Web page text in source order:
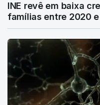
INE revê em baixa
famílias entre 2020